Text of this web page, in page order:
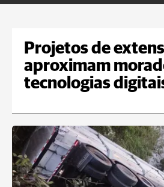
Projetos de
aproximam
tecnologias